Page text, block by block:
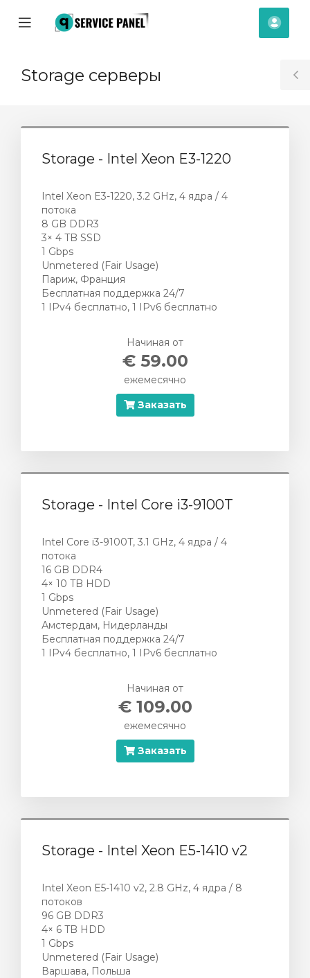
Mobile
Storage серверы
Storage - Intel Xeon E3-1220
Intel Xeon E3-1220, 3.2 GHz, 4 ядра / 4
потока
8 GB DDR3
3× 4 TB SSD
1 Gbps
Unmetered (Fair Usage)
Париж, Франция
Бесплатная поддержка 24/7
1 IPv4 бесплатно, 1 IPv6 бесплатно
Начиная от
€ 59.00
ежемесячно
Заказать
Storage - Intel Core i3-9100T
Intel Core i3-9100T, 3.1 GHz, 4 ядра / 4
потока
16 GB DDR4
4× 10 TB HDD
1 Gbps
Unmetered (Fair Usage)
Амстердам, Нидерланды
Бесплатная поддержка 24/7
1 IPv4 бесплатно, 1 IPv6 бесплатно
Начиная от
€ 109.00
ежемесячно
Заказать
Storage - Intel Xeon E5-1410 v2
Intel Xeon E5-1410 v2, 2.8 GHz, 4 ядра / 8
потоков
96 GB DDR3
4× 6 TB HDD
1 Gbps
Unmetered (Fair Usage)
Варшава, Польша